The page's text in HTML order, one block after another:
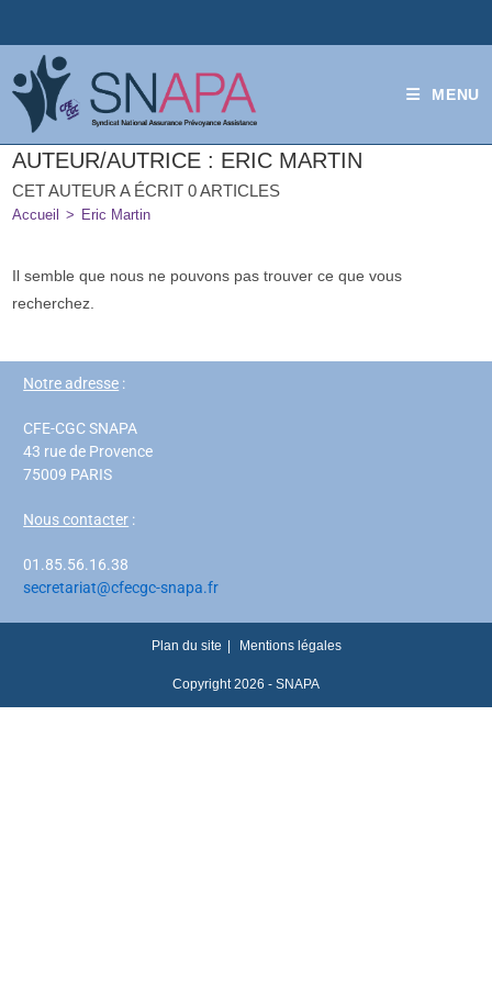
MENU
AUTEUR/AUTRICE : ERIC MARTIN
CET AUTEUR A ÉCRIT 0 ARTICLES
Accueil > Eric Martin
Il semble que nous ne pouvons pas trouver ce que vous
recherchez.
Notre adresse :
CFE-CGC SNAPA
43 rue de Provence
75009 PARIS
Nous contacter :
01.85.56.16.38
secretariat@cfecgc-snapa.fr
Plan du site Mentions légales
Copyright 2026 - SNAPA